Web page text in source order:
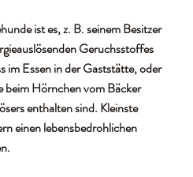
ist es, z. B. seinem Besitzer
Geruchsstoffes
im Essen in der Gaststätte, oder
beim Hörnchen vom Bäcker
enthalten sind. Kleinste
einen lebensbedrohlichen